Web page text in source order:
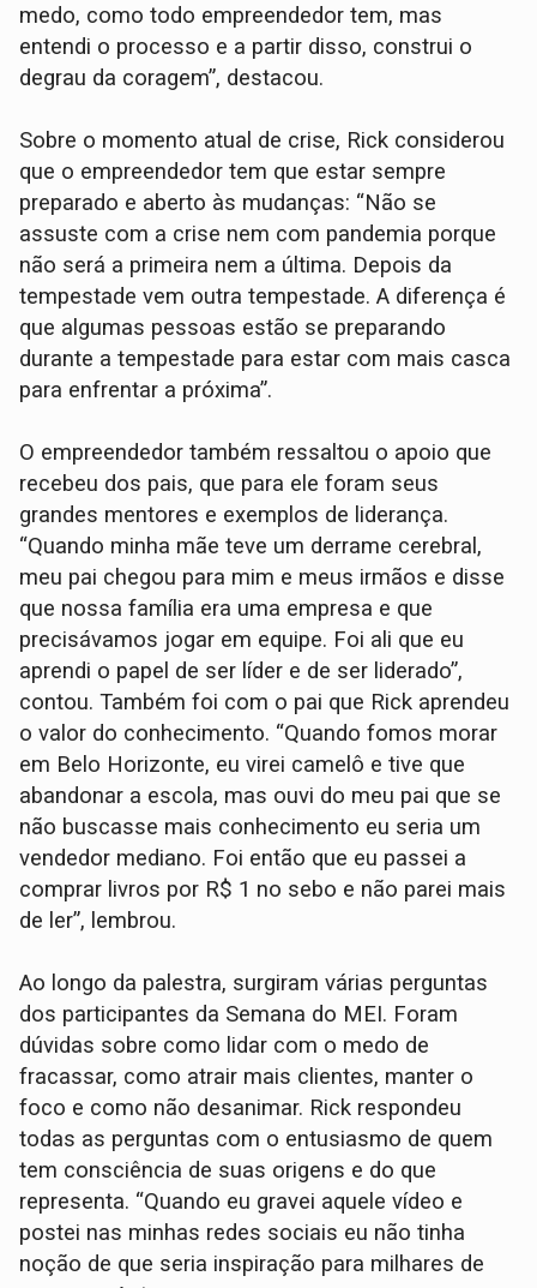
medo, como todo empreendedor tem, mas
entendi o processo e a partir disso, construi o
degrau da coragem”, destacou.
Sobre o momento atual de crise, Rick considerou
que o empreendedor tem que estar sempre
preparado e aberto às mudanças: “Não se
assuste com a crise nem com pandemia porque
não será a primeira nem a última. Depois da
tempestade vem outra tempestade. A diferença é
que algumas pessoas estão se preparando
durante a tempestade para estar com mais casca
para enfrentar a próxima”.
O empreendedor também ressaltou o apoio que
recebeu dos pais, que para ele foram seus
grandes mentores e exemplos de liderança.
“Quando minha mãe teve um derrame cerebral,
meu pai chegou para mim e meus irmãos e disse
que nossa família era uma empresa e que
precisávamos jogar em equipe. Foi ali que eu
aprendi o papel de ser líder e de ser liderado”,
contou. Também foi com o pai que Rick aprendeu
o valor do conhecimento. “Quando fomos morar
em Belo Horizonte, eu virei camelô e tive que
abandonar a escola, mas ouvi do meu pai que se
não buscasse mais conhecimento eu seria um
vendedor mediano. Foi então que eu passei a
comprar livros por R$ 1 no sebo e não parei mais
de ler”, lembrou.
Ao longo da palestra, surgiram várias perguntas
dos participantes da Semana do MEI. Foram
dúvidas sobre como lidar com o medo de
fracassar, como atrair mais clientes, manter o
foco e como não desanimar. Rick respondeu
todas as perguntas com o entusiasmo de quem
tem consciência de suas origens e do que
representa. “Quando eu gravei aquele vídeo e
postei nas minhas redes sociais eu não tinha
noção de que seria inspiração para milhares de